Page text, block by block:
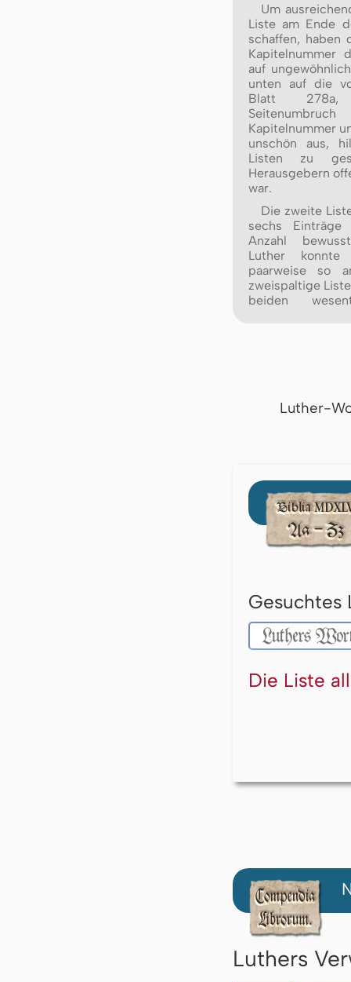
Um
Liste am Ende
schaffen, haben
Kapitelnummer
auf
unten auf die
Blatt
Kapitelnummer
unschön aus,
Listen zu
Herausgebern
war.
Die zweite
sechs
Anzahl
Luther
paarweise so
zweispaltige
bei­den
Luther-
Die Liste
Luthers